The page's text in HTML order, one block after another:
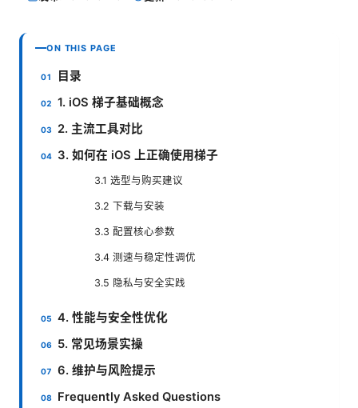
ON THIS PAGE
目录
1. iOS 梯子基础概念
2. 主流工具对比
3. 如何在 iOS 上正确使用梯子
3.1 选型与购买建议
3.2 下载与安装
3.3 配置核心参数
3.4 测速与稳定性调优
3.5 隐私与安全实践
4. 性能与安全性优化
5. 常见场景实操
6. 维护与风险提示
Frequently Asked Questions